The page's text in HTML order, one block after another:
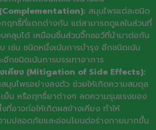
สมุนไพรแต่ละชนิด
ฤทธิ์ที่แตกต่างกัน แต่สามารถดูแลในส่วนที่
คลุมได้ เหมือนชิ้นส่วนจิ๊กซอว์ที่นำมาต่อกัน
เช่น ชนิดหนึ่งเน้นการบำรุง อีกชนิดเน้น
กชนิดเน้นการบรรเทาอาการ
เคียง (Mitigation of Side Effects):
มุนไพรอย่างลงตัว ช่วยให้เกิดความสมดุล
ย็น หรือฤทธิ์ยาต่างๆ ลดความรุนแรงของ
ที่อาจก่อให้เกิดผลข้างเคียง ทำให้
มปลอดภัยและอ่อนโยนต่อร่างกายมากขึ้น